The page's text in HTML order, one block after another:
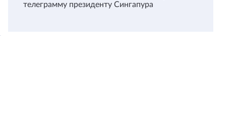
телеграмму президенту Сингапура